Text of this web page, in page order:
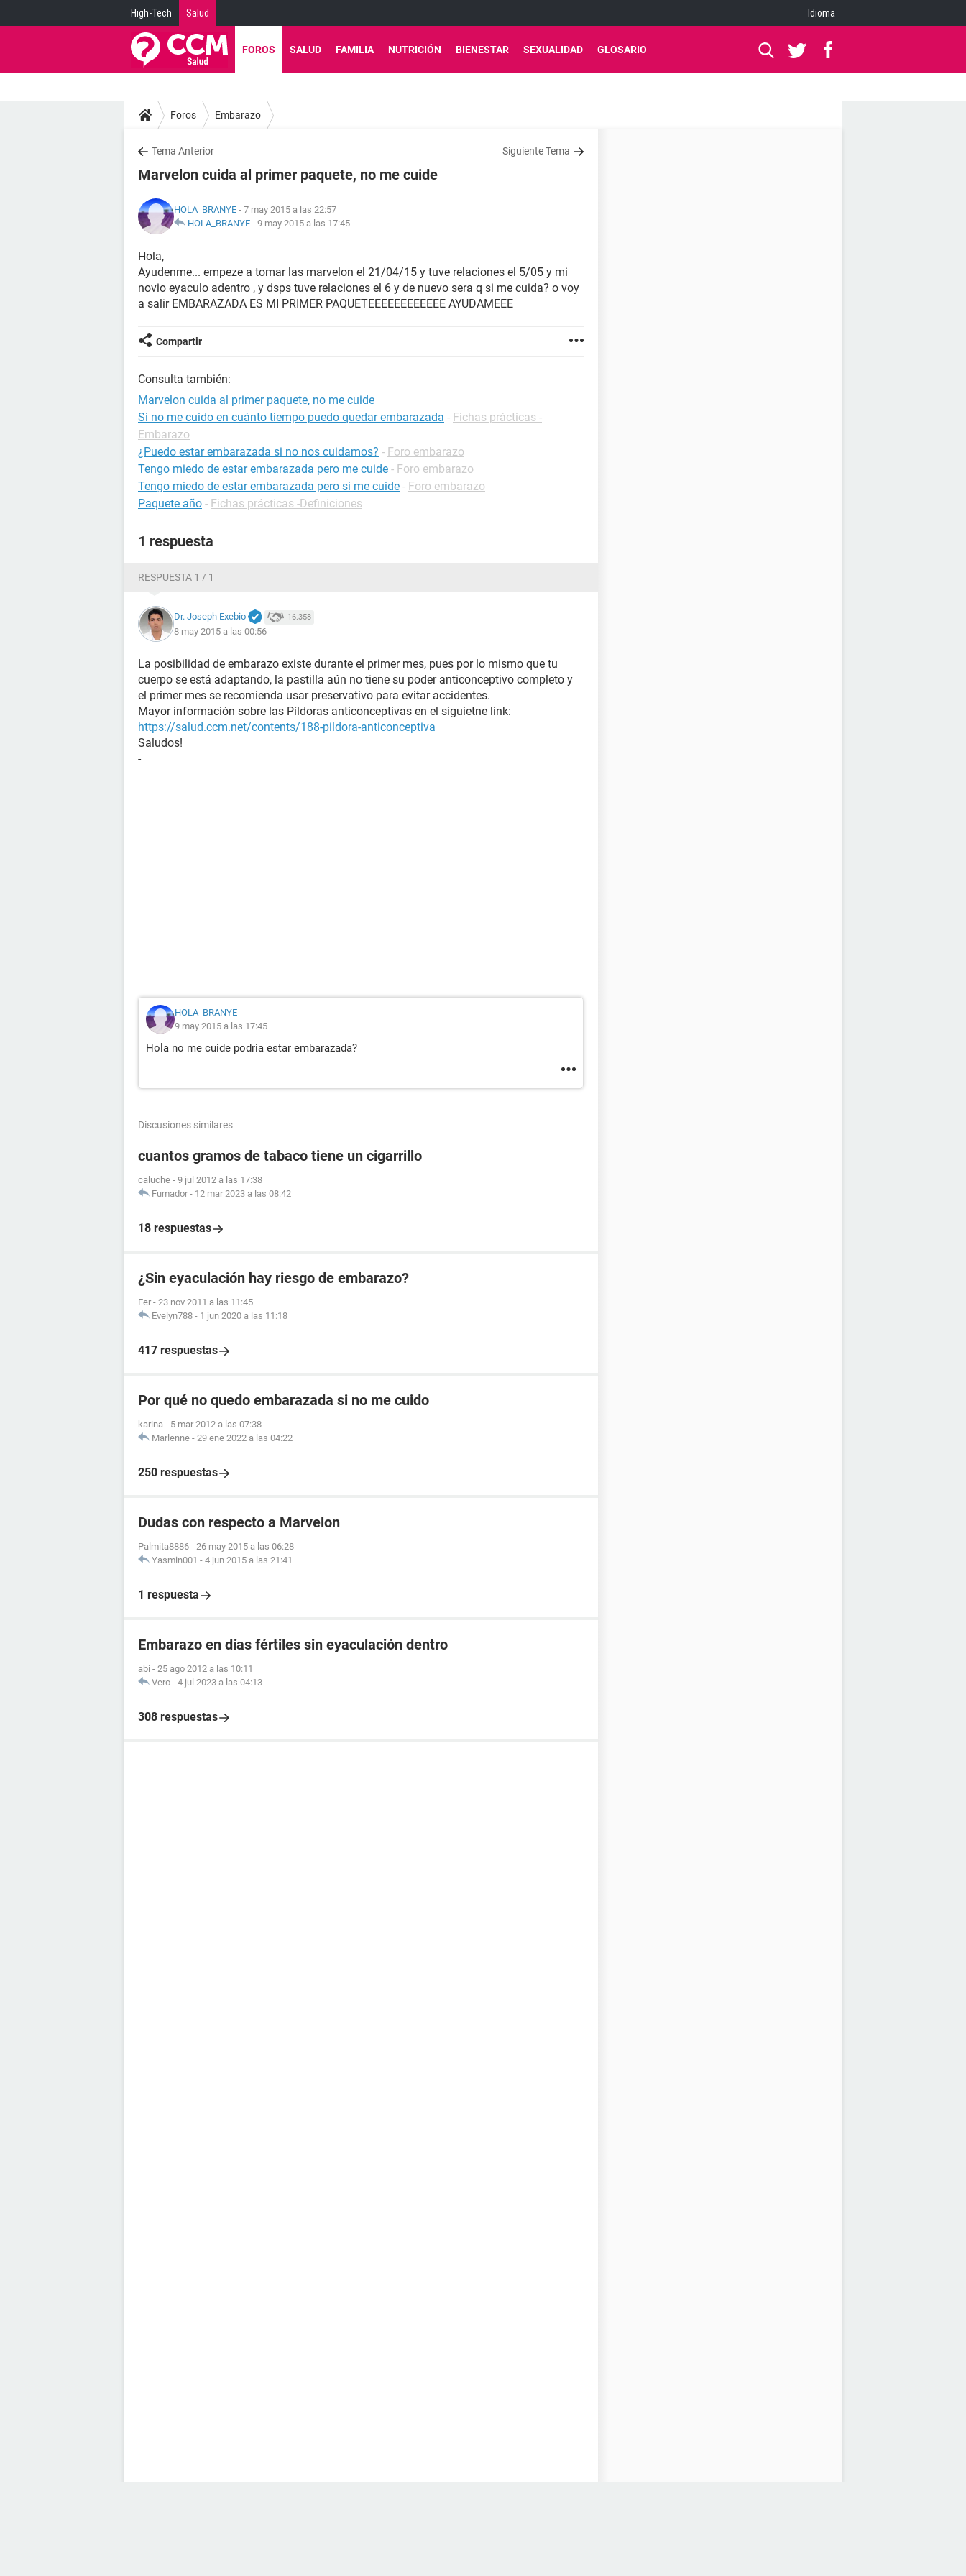
High-Tech Salud Idioma
FOROS SALUD FAMILIA NUTRICIÓN BIENESTAR SEXUALIDAD GLOSARIO
Foros Embarazo
Tema Anterior Siguiente Tema
Marvelon cuida al primer paquete, no me cuide
HOLA_BRANYE - 7 may 2015 a las 22:57
HOLA_BRANYE - 9 may 2015 a las 17:45
Hola,
Ayudenme... empeze a tomar las marvelon el 21/04/15 y tuve relaciones el 5/05 y mi
novio eyaculo adentro , y dsps tuve relaciones el 6 y de nuevo sera q si me cuida? o voy
a salir EMBARAZADA ES MI PRIMER PAQUETEEEEEEEEEEEE AYUDAMEEE
Compartir
Consulta también:
Marvelon cuida al primer paquete, no me cuide
Si no me cuido en cuánto tiempo puedo quedar embarazada - Fichas prácticas -
Embarazo
¿Puedo estar embarazada si no nos cuidamos? - Foro embarazo
Tengo miedo de estar embarazada pero me cuide - Foro embarazo
Tengo miedo de estar embarazada pero si me cuide - Foro embarazo
Paquete año - Fichas prácticas -Definiciones
1 respuesta
RESPUESTA 1 / 1
Dr. Joseph Exebio 16.358
8 may 2015 a las 00:56
La posibilidad de embarazo existe durante el primer mes, pues por lo mismo que tu
cuerpo se está adaptando, la pastilla aún no tiene su poder anticonceptivo completo y
el primer mes se recomienda usar preservativo para evitar accidentes.
Mayor información sobre las Píldoras anticonceptivas en el siguietne link:
https://salud.ccm.net/contents/188-pildora-anticonceptiva
Saludos!
-
HOLA_BRANYE
9 may 2015 a las 17:45
Hola no me cuide podria estar embarazada?
Discusiones similares
cuantos gramos de tabaco tiene un cigarrillo
caluche - 9 jul 2012 a las 17:38
Fumador - 12 mar 2023 a las 08:42
18 respuestas
¿Sin eyaculación hay riesgo de embarazo?
Fer - 23 nov 2011 a las 11:45
Evelyn788 - 1 jun 2020 a las 11:18
417 respuestas
Por qué no quedo embarazada si no me cuido
karina - 5 mar 2012 a las 07:38
Marlenne - 29 ene 2022 a las 04:22
250 respuestas
Dudas con respecto a Marvelon
Palmita8886 - 26 may 2015 a las 06:28
Yasmin001 - 4 jun 2015 a las 21:41
1 respuesta
Embarazo en días fértiles sin eyaculación dentro
abi - 25 ago 2012 a las 10:11
Vero - 4 jul 2023 a las 04:13
308 respuestas